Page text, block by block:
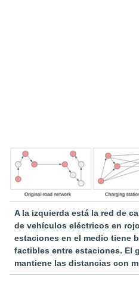
A la izquierda está la red de
de vehículos eléctricos en
estaciones en el medio tiene
factibles entre estaciones. El
mantiene las distancias con